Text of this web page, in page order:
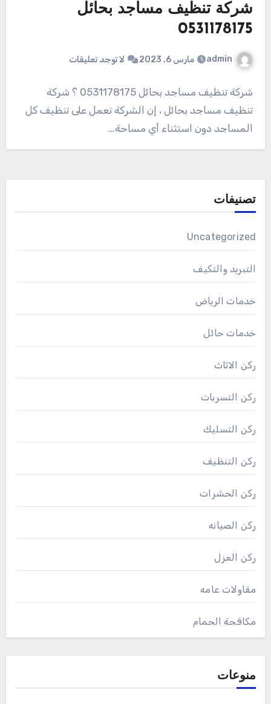
شركة تنظيف مساجد بحائل
0531178175
admin مارس 6, 2023 لا توجد تعليقات
شركة تنظيف مساجد بحائل 0531178175 ؟ شركة
تنظيف مساجد بحائل ، إن الشركة تعمل على تنظيف كل
المساجد دون استثناء أي مساحة…
تصنيفات
Uncategorized
التبريد والتكيف
خدمات الرياض
خدمات حائل
ركن الاثاث
ركن التسربات
ركن التسليك
ركن التنظيف
ركن الحشرات
ركن الصيانه
ركن العزل
مقاولات عامه
مكافحة الحمام
منوعات